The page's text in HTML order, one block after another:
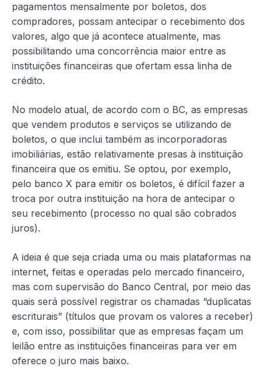
pagamentos mensalmente por boletos, dos
compradores, possam antecipar o recebimento dos
valores, algo que já acontece atualmente, mas
possibilitando uma concorrência maior entre as
instituições financeiras que ofertam essa linha de
crédito.
No modelo atual, de acordo com o BC, as empresas
que vendem produtos e serviços se utilizando de
boletos, o que inclui também as incorporadoras
imobiliárias, estão relativamente presas à instituição
financeira que os emitiu. Se optou, por exemplo,
pelo banco X para emitir os boletos, é difícil fazer a
troca por outra instituição na hora de antecipar o
seu recebimento (processo no qual são cobrados
juros).
A ideia é que seja criada uma ou mais plataformas na
internet, feitas e operadas pelo mercado financeiro,
mas com supervisão do Banco Central, por meio das
quais será possível registrar os chamadas “duplicatas
escriturais” (títulos que provam os valores a receber)
e, com isso, possibilitar que as empresas façam um
leilão entre as instituições financeiras para ver em
oferece o juro mais baixo.